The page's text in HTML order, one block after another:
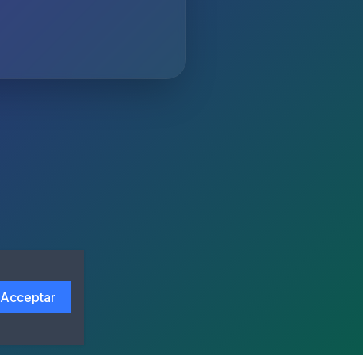
Acceptar